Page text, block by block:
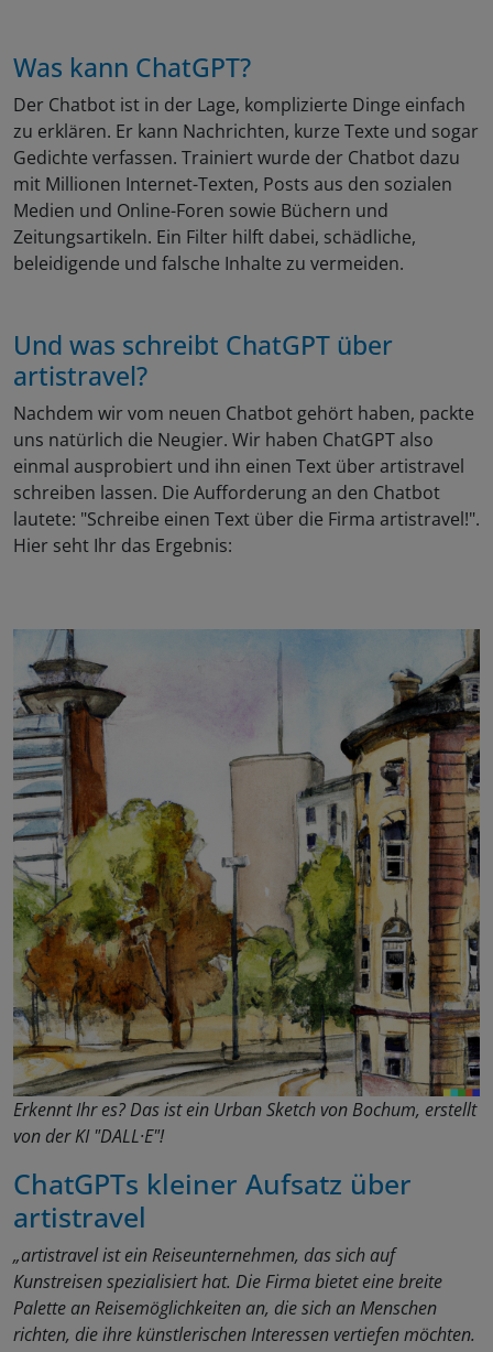
Was kann ChatGPT?
Der Chatbot ist in der Lage, komplizierte Dinge einfach
zu erklären. Er kann Nachrichten, kurze Texte und sogar
Gedichte verfassen. Trainiert wurde der Chatbot dazu
mit Millionen Internet-Texten, Posts aus den sozialen
Medien und Online-Foren sowie Büchern und
Zeitungsartikeln. Ein Filter hilft dabei, schädliche,
beleidigende und falsche Inhalte zu vermeiden.
Und was schreibt ChatGPT über
artistravel?
Nachdem wir vom neuen Chatbot gehört haben, packte
uns natürlich die Neugier. Wir haben ChatGPT also
einmal ausprobiert und ihn einen Text über artistravel
schreiben lassen. Die Aufforderung an den Chatbot
lautete: "Schreibe einen Text über die Firma artistravel!".
Hier seht Ihr das Ergebnis:
Erkennt Ihr es? Das ist ein Urban Sketch von Bochum, erstellt
von der KI "DALL·E"!
ChatGPTs kleiner Aufsatz über
artistravel
„artistravel ist ein Reiseunternehmen, das sich auf
Kunstreisen spezialisiert hat. Die Firma bietet eine breite
Palette an Reisemöglichkeiten an, die sich an Menschen
richten, die ihre künstlerischen Interessen vertiefen möchten.